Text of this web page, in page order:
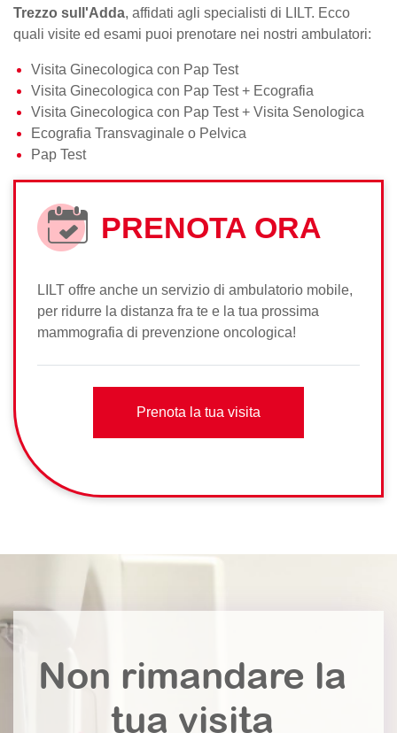
Trezzo sull'Adda, affidati agli specialisti di LILT. Ecco
quali visite ed esami puoi prenotare nei nostri ambulatori:
Visita Ginecologica con Pap Test
Visita Ginecologica con Pap Test + Ecografia
Visita Ginecologica con Pap Test + Visita Senologica
Ecografia Transvaginale o Pelvica
Pap Test
PRENOTA ORA
LILT offre anche un servizio di ambulatorio mobile,
per ridurre la distanza fra te e la tua prossima
mammografia di prevenzione oncologica!
Prenota la tua visita
Non rimandare la
tua visita